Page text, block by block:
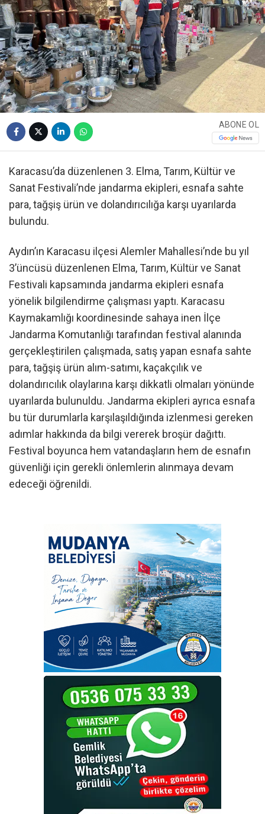
ABONE OL
Karacasu’da düzenlenen 3. Elma, Tarım, Kültür ve
Sanat Festivali’nde jandarma ekipleri, esnafa sahte
para, tağşiş ürün ve dolandırıcılığa karşı uyarılarda
bulundu.
Aydın’ın Karacasu ilçesi Alemler Mahallesi’nde bu yıl
3’üncüsü düzenlenen Elma, Tarım, Kültür ve Sanat
Festivali kapsamında jandarma ekipleri esnafa
yönelik bilgilendirme çalışması yaptı. Karacasu
Kaymakamlığı koordinesinde sahaya inen İlçe
Jandarma Komutanlığı tarafından festival alanında
gerçekleştirilen çalışmada, satış yapan esnafa sahte
para, tağşiş ürün alım-satımı, kaçakçılık ve
dolandırıcılık olaylarına karşı dikkatli olmaları yönünde
uyarılarda bulunuldu. Jandarma ekipleri ayrıca esnafa
bu tür durumlarla karşılaşıldığında izlenmesi gereken
adımlar hakkında da bilgi vererek broşür dağıttı.
Festival boyunca hem vatandaşların hem de esnafın
güvenliği için gerekli önlemlerin alınmaya devam
edeceği öğrenildi.